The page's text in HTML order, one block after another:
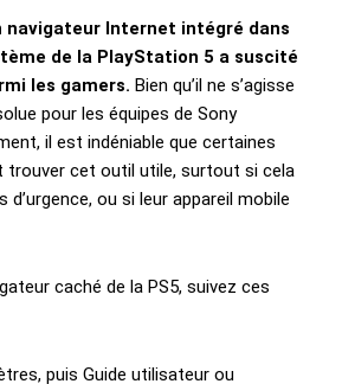
navigateur Internet intégré dans
de la PlayStation 5 a suscité
les gamers. Bien qu’il ne s’agisse
pour les équipes de Sony
il est indéniable que certaines
trouver cet outil utile, surtout si cela
ou si leur appareil mobile
caché de la PS5, suivez ces
puis Guide utilisateur ou